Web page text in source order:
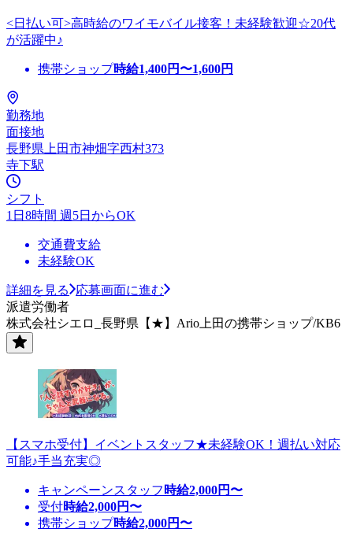
<日払い可>高時給のワイモバイル接客！未経験歓迎☆20代
が活躍中♪
携帯ショップ時給1,400円〜1,600円
勤務地
面接地
長野県上田市神畑字西村373
寺下駅
シフト
1日8時間 週5日からOK
交通費支給
未経験OK
詳細を見る
応募画面に進む
派遣労働者
株式会社シエロ_長野県【★】Ario上田の携帯ショップ/KB6
【スマホ受付】イベントスタッフ★未経験OK！週払い対応
可能♪手当充実◎
キャンペーンスタッフ 時給2,000円〜
受付時給2,000円〜
携帯ショップ時給2,000円〜